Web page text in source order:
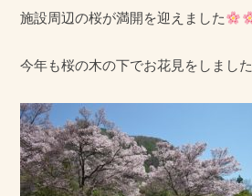
施設周辺の桜が満開を迎えました
今年も桜の木の下でお花見をしました